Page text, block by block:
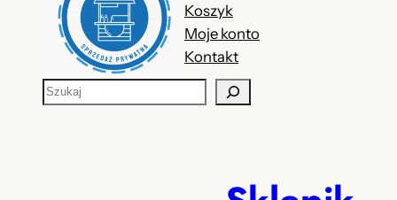
Koszyk
Moje konto
Kontakt
S